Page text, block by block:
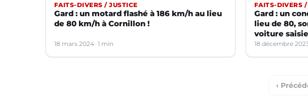
FAITS-DIVERS / JUSTICE
Gard : un motard flashé à 186 km/h au lieu
de 80 km/h à Cornillon !
18 mars 2024 1 min
FAITS-DIVERS
Gard : un
lieu de 80,
voiture saisie
18 décembre
‹